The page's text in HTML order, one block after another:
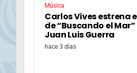
Música
Carlos Vives estrena
de “Buscando el
Juan Luis Guerra
hace 3 días